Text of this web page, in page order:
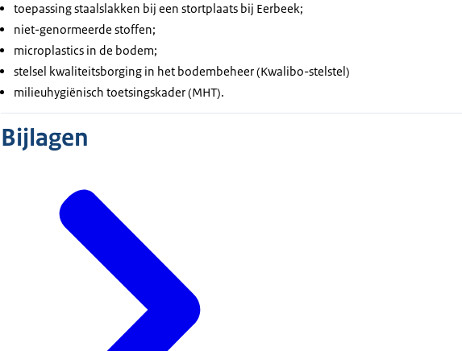
toepassing staalslakken bij een stortplaats bij Eerbeek;
niet-genormeerde stoffen;
microplastics in de bodem;
stelsel kwaliteitsborging in het bodembeheer (Kwalibo-stelstel)
milieuhygiënisch toetsingskader (MHT).
Bijlagen